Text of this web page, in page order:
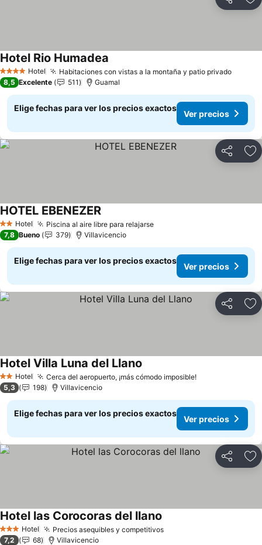
Compartir
4 EstrellasHotel Habitaciones con vistas a la montaña y patio privadoVer
Hotel Rio Humadea
8,5 Excelente 511 Guamal
Elige fechas para ver los precios exactos
Ver precios
Compartir
2 Estrellas
Hotel Piscina al aire libre para relajarseVer precios
HOTEL EBENEZERVer precios
7,8 Bueno 379 Villavicencio
Elige fechas para ver los precios exactos
Ver precios
Compartir
2 Estrellas
Hotel Cerca del aeropuerto, ¡más cómodo imposible!Ver precios
Hotel Villa Luna del Llano
5,3 198 Villavicencio
Elige fechas para ver los precios exactos
Ver precios
Compartir
3 Estrellas
Hotel Precios asequibles y competitivosVer precios
Hotel las Corocoras del llano
7,2 68 Villavicencio